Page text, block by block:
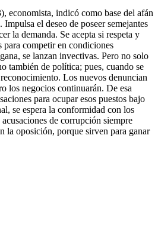
economista, indicó como base del afán
el deseo de poseer semejantes
la demanda. Se acepta si respeta y
para competir en condiciones
se lanzan invectivas. Pero no solo
también de política; pues, cuando se
Los nuevos denuncian
los negocios continuarán. De esa
para ocupar esos puestos bajo
se espera la conformidad con los
de corrupción siempre
la oposición, porque sirven para ganar